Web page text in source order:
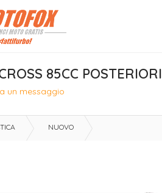
85CC POSTERIORI
un messaggio
NUOVO